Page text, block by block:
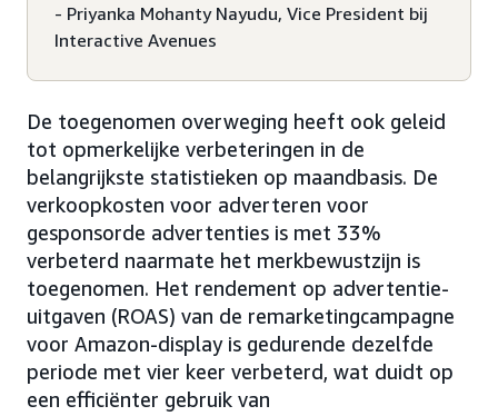
- Priyanka Mohanty Nayudu, Vice President bij
Interactive Avenues
De toegenomen overweging heeft ook geleid
tot opmerkelijke verbeteringen in de
belangrijkste statistieken op maandbasis. De
verkoopkosten voor adverteren voor
gesponsorde advertenties is met 33%
verbeterd naarmate het merkbewustzijn is
toegenomen. Het rendement op advertentie-
uitgaven (ROAS) van de remarketingcampagne
voor Amazon-display is gedurende dezelfde
periode met vier keer verbeterd, wat duidt op
een efficiënter gebruik van